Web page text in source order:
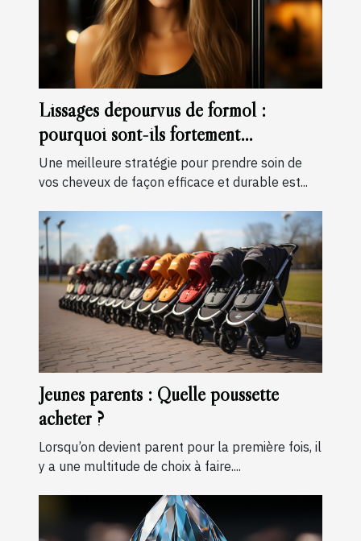
Lissages dépourvus de formol :
pourquoi sont-ils fortement
recommandés ?
Une meilleure stratégie pour prendre soin de
vos cheveux de façon efficace et durable est...
Jeunes parents : Quelle poussette
acheter ?
Lorsqu’on devient parent pour la première fois, il
y a une multitude de choix à faire....